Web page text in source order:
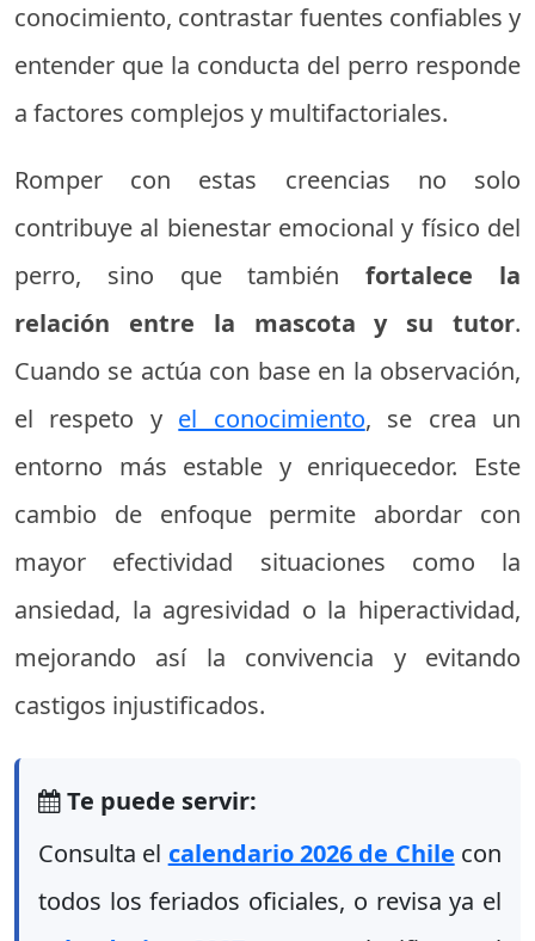
conocimiento, contrastar fuentes confiables y
entender que la conducta del perro responde
a factores complejos y multifactoriales.
Romper con estas creencias no solo
contribuye al bienestar emocional y físico del
perro, sino que tambiénfortalece la
relación entre la mascota y su tutor.
Cuando se actúa con base en la observación,
el respeto y el conocimiento, se crea un
entorno más estable y enriquecedor. Este
cambio de enfoque permite abordar con
mayor efectividad situaciones como la
ansiedad, la agresividad o la hiperactividad,
mejorando así la convivencia y evitando
castigos injustificados.
Te puede servir:
Consulta el calendario 2026 de Chile con
todos los feriados oficiales, o revisa ya el